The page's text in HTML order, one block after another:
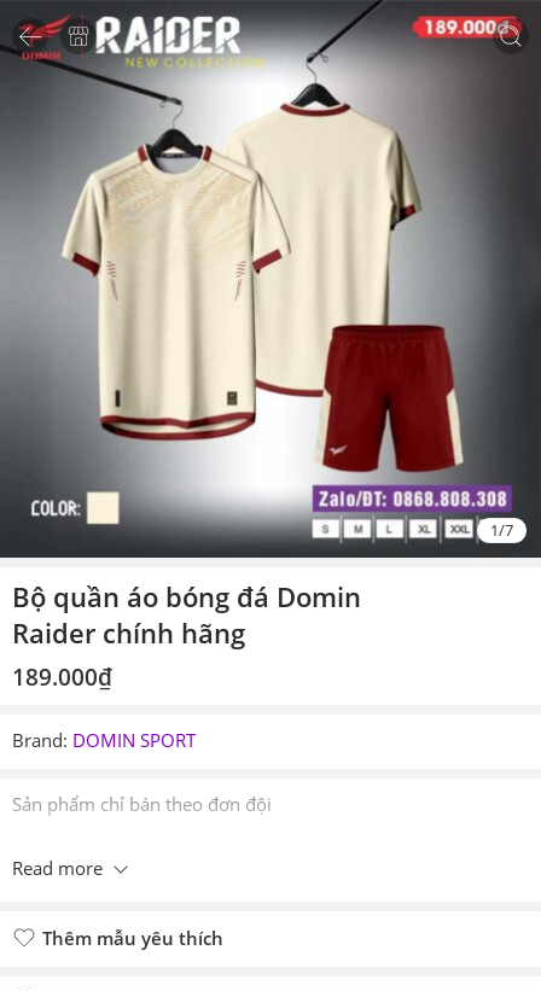
1/7
Bộ quần áo bóng đá Domin
Raider chính hãng
189.000₫
Brand: DOMIN SPORT
Sản phẩm chỉ bán theo đơn đội
Read more
Thêm mẫu yêu thích